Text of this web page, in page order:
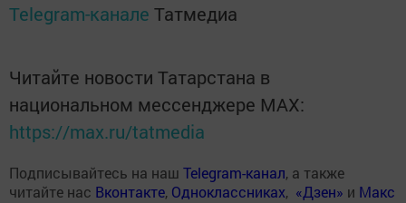
Telegram-канале Татмедиа
Читайте новости Татарстана в
национальном мессенджере MАХ:
https://max.ru/tatmedia
Подписывайтесь на наш Telegram-канал, а также
читайте нас Вконтакте, Одноклассниках, «Дзен» и Макс